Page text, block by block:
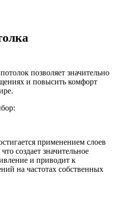
позволяет значительно
и повысить комфорт
применением слоев
создает значительное
и приводит к
на частотах собственных